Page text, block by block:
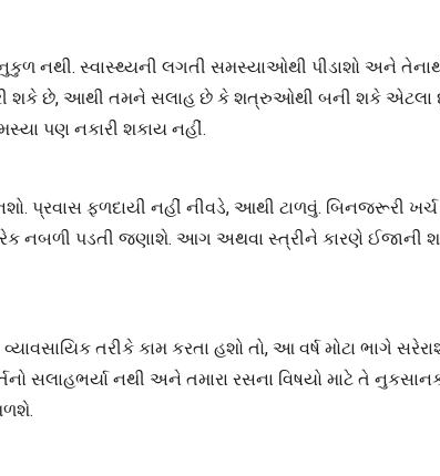
નથી. સ્વાસ્થ્યની લગતી સમસ્યાઓથી પીડાશો અને
શકે છે, આથી તમને સલાહ છે કે શત્રુઓથી બની શકે એટલા
પણ નકારી શકાય નહીં.
પ્રવાસ ફળદાયી નહીં નીવડે, આથી ટાળવું. બિનજરૂરી
નબળી પડતી જણાશે. આગ અથવા સ્ત્રીને કારણે
તરીકે કામ કરતા હશો તો, આ વર્ષ મોટા ભાગે
સલાહભર્યા નથી અને તમારા રસના વિષયો માટે તે